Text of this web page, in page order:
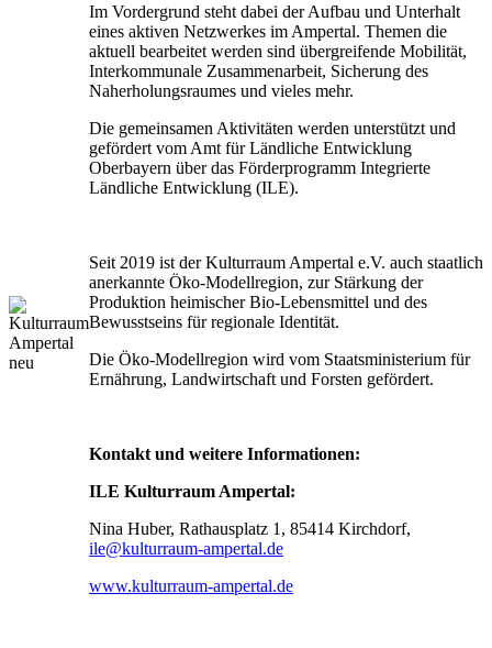
Im Vordergrund steht dabei der Aufbau und Unterhalt
eines aktiven Netzwerkes im Ampertal. Themen die
aktuell bearbeitet werden sind übergreifende Mobilität,
Interkommunale Zusammenarbeit, Sicherung des
Naherholungsraumes und vieles mehr.
Die gemeinsamen Aktivitäten werden unterstützt und
gefördert vom Amt für Ländliche Entwicklung
Oberbayern über das Förderprogramm Integrierte
Ländliche Entwicklung (ILE).
Seit 2019 ist der Kulturraum Ampertal e.V. auch staatlich
anerkannte Öko-Modellregion, zur Stärkung der
Produktion heimischer Bio-Lebensmittel und des
Bewusstseins für regionale Identität.
Die Öko-Modellregion wird vom Staatsministerium für
Ernährung, Landwirtschaft und Forsten gefördert.
Kontakt und weitere Informationen:
ILE Kulturraum Ampertal:
Nina Huber, Rathausplatz 1, 85414 Kirchdorf,
ile@kulturraum-ampertal.de
www.kulturraum-ampertal.de